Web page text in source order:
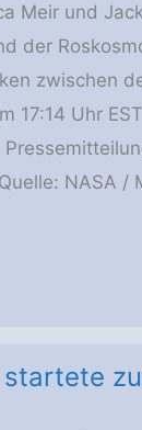
Meir und
der
zwischen
17:14 Uhr
NASA /
startete